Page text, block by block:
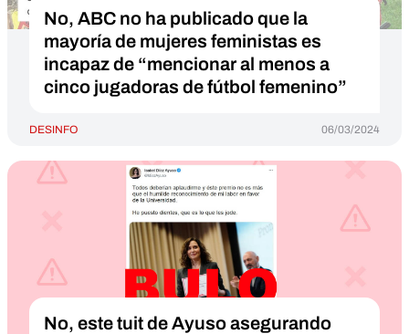
No, ABC no ha publicado que la
mayoría de mujeres feministas es
incapaz de “mencionar al menos a
cinco jugadoras de fútbol femenino”
DESINFO 06/03/2024
No, este tuit de Ayuso asegurando